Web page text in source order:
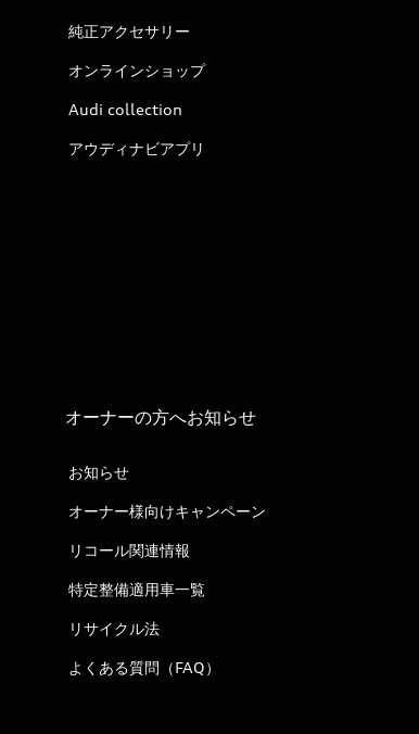
純正アクセサリー
オンラインショップ
Audi collection
アウディナビアプリ
オーナーの方へお知らせ
お知らせ
オーナー様向けキャンペーン
リコール関連情報
特定整備適用車一覧
リサイクル法
よくある質問（FAQ）